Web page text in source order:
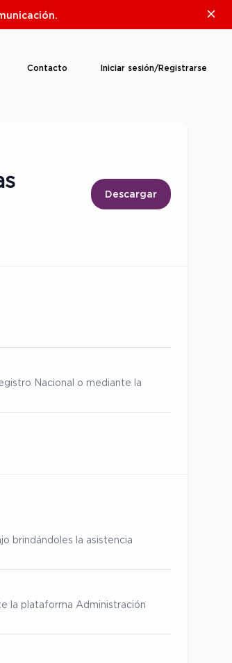
Contacto Iniciar sesión/Registrarse
Descargar
Nacional o mediante la
brindándoles la asistencia
la plataforma Administración